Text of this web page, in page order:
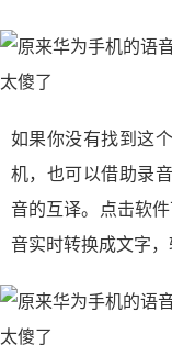
如果你没有找到这
机，也可以借助录
音的互译。点击软
音实时转换成文字，